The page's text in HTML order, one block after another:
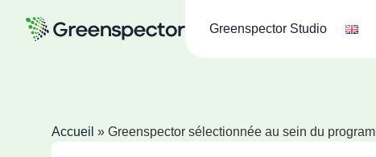
Greenspector Studio
Accueil » Greenspector sélectionnée au sein du